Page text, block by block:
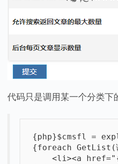
代码只是调用某一个分类下
{php}$cmsfl =
{foreach
<li><a